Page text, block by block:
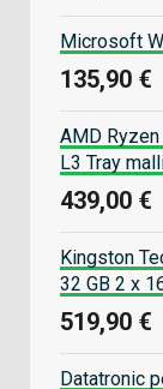
Microsoft
135,90 €
AMD
L3 Tray
439,00 €
Kingston
32 GB 2 x
519,90 €
Datatronic